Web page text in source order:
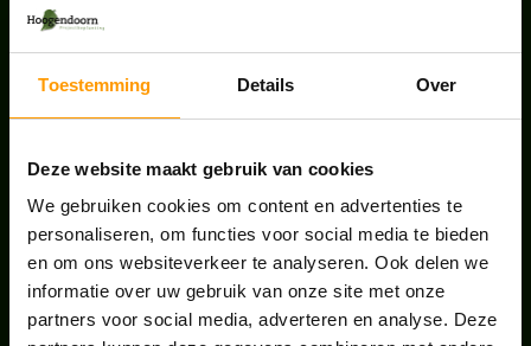
Toestemming Details Over
Deze website maakt gebruik van cookies
We gebruiken cookies om content en advertenties te
personaliseren, om functies voor social media te bieden
en om ons websiteverkeer te analyseren. Ook delen we
informatie over uw gebruik van onze site met onze
partners voor social media, adverteren en analyse. Deze
UNION HOUSE UTRECHT
juli 28, 2026
ONS TEAM GROEIT VERDER
juni 17, 2026